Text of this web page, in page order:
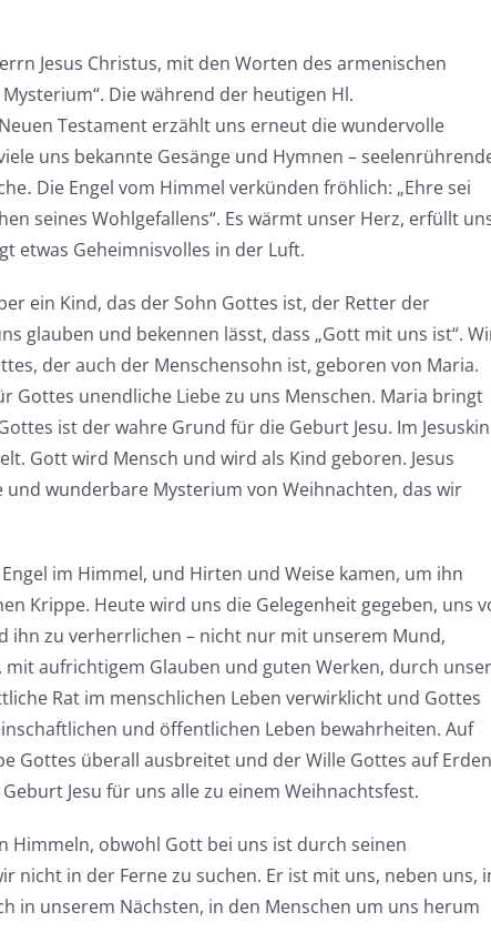
Jesus Christus, mit den Worten des armenischen
Die während der heutigen Hl.
Testament erzählt uns erneut die wundervolle
uns bekannte Gesänge und Hymnen –
Die Engel vom Himmel verkünden fröhlich: „Ehre sei
seines Wohlgefallens“. Es wärmt unser Herz, erfüllt
etwas Geheimnisvolles in der Luft.
ein Kind, das der Sohn Gottes ist, der Retter der
glauben und bekennen lässt, dass „Gott mit uns ist“.
der auch der Menschensohn ist, geboren von Maria.
Gottes unendliche Liebe zu uns Menschen. Maria bringt
ist der wahre Grund für die Geburt Jesu. Im
Gott wird Mensch und wird als Kind geboren. Jesus
wunderbare Mysterium von Weihnachten, das wir
im Himmel, und Hirten und Weise kamen, um ihn
Krippe. Heute wird uns die Gelegenheit gegeben, uns
ihn zu verherrlichen – nicht nur mit unserem Mund,
aufrichtigem Glauben und guten Werken, durch
Rat im menschlichen Leben verwirklicht und Gottes
und öffentlichen Leben bewahrheiten. Auf
Gottes überall ausbreitet und der Wille Gottes auf Erden
Jesu für uns alle zu einem Weihnachtsfest.
Himmeln, obwohl Gott bei uns ist durch seinen
nicht in der Ferne zu suchen. Er ist mit uns, neben uns,
in unserem Nächsten, in den Menschen um uns herum